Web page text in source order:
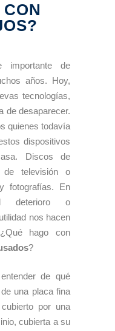
importante de
años. Hoy,
tecnologías,
de desaparecer.
quienes todavía
dispositivos
Discos de
de televisión o
fotografías. En
deterioro o
nos hacen
hago con
?
de qué
una placa fina
por una
cubierta a su